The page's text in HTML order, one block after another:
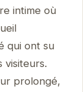
intime où
qui ont su
visiteurs.
prolongé,